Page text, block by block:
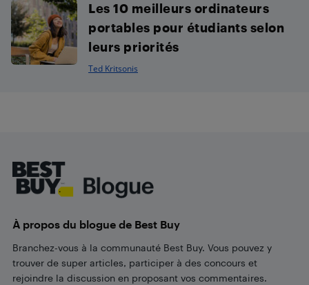
Les 10 meilleurs ordinateurs
portables pour étudiants selon
leurs priorités
Ted Kritsonis
À propos du blogue de Best Buy
Branchez-vous à la communauté Best Buy. Vous pouvez y
trouver de super articles, participer à des concours et
rejoindre la discussion en proposant vos commentaires.